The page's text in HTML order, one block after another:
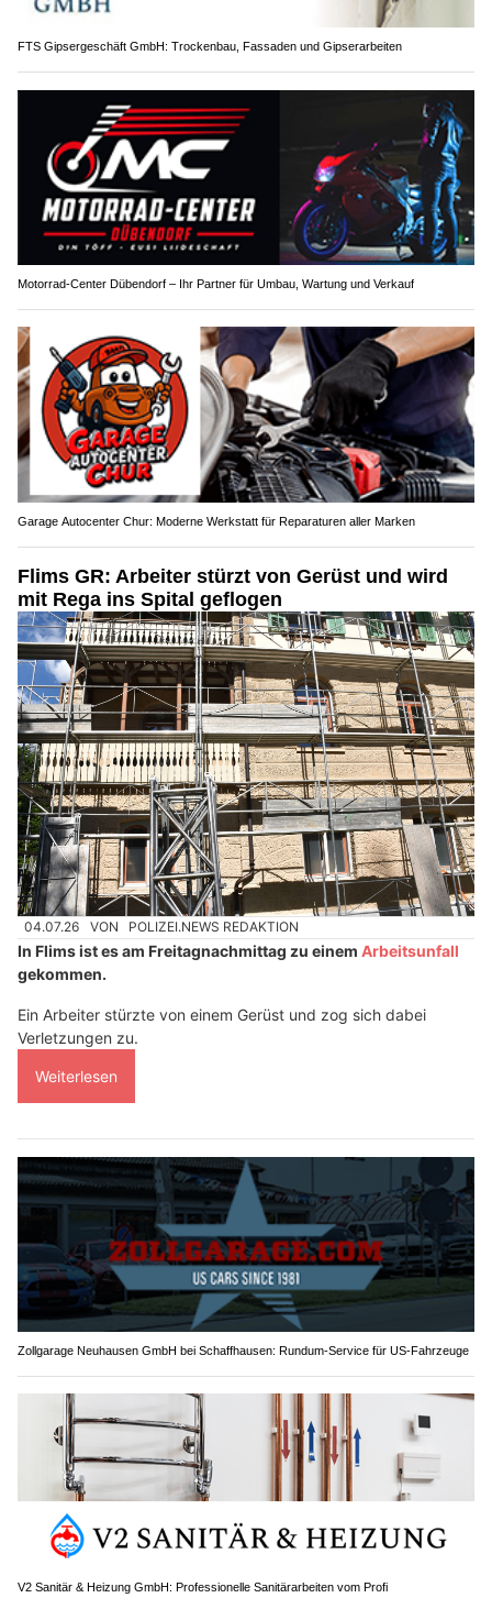
FTS Gipsergeschäft GmbH: Trockenbau, Fassaden und Gipserarbeiten
Motorrad-Center Dübendorf – Ihr Partner für Umbau, Wartung und Verkauf
Garage Autocenter Chur: Moderne Werkstatt für Reparaturen aller Marken
Flims GR: Arbeiter stürzt von Gerüst und wird
mit Rega ins Spital geflogen
04.07.26 VON POLIZEI.NEWS REDAKTION
In Flims ist es am Freitagnachmittag zu einem Arbeitsunfall
gekommen.
Ein Arbeiter stürzte von einem Gerüst und zog sich dabei
Verletzungen zu.
Weiterlesen
Zollgarage Neuhausen GmbH bei Schaffhausen: Rundum-Service für US-Fahrzeuge
V2 Sanitär & Heizung GmbH: Professionelle Sanitärarbeiten vom Profi